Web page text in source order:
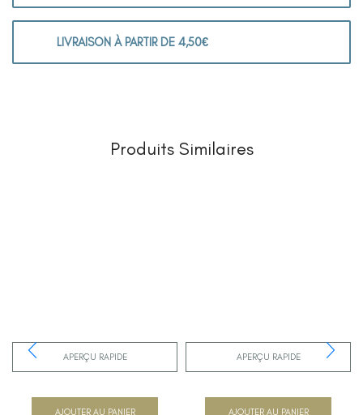
LIVRAISON À PARTIR DE 4,50€
Produits Similaires
APERÇU RAPIDE
AJOUTER AU PANIER
APERÇU RAPIDE
AJOUTER AU PANIER